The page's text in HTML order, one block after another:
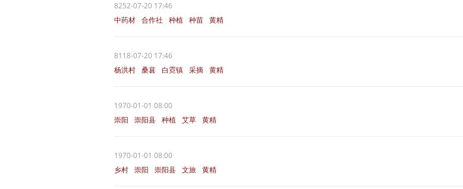
8252-07-20 17:46
中药材 合作社 种植 种苗 黄精
8118-07-20 17:46
杨洪村 桑葚 白霓镇 采摘 黄精
1970-01-01 08:00
崇阳
崇阳县 种植 艾草 黄精
1970-01-01 08:00
乡村 崇阳 崇阳县 文旅 黄精